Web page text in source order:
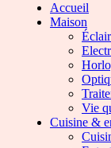
Accueil
Maison
Vie
Cuisine &